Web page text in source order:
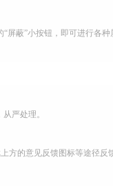
蔽”小按钮，即可进行各种
严处理。
方的意见反馈图标等途径反